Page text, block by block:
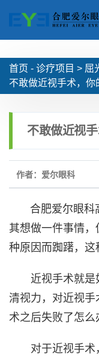
首页 - 诊疗项目 > 屈
不敢做近视手术，你
不敢做近视
作者：爱尔眼科
合肥爱尔眼科
其想做一件事情，
种原因而踟躇，这
近视手术就是
清视力，对近视
术之后失败了怎么
对于近视手术